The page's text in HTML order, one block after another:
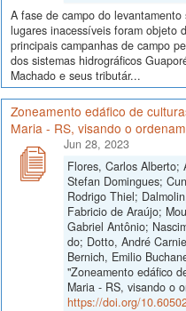
A fase de campo do
lugares inacessíveis foram objeto
principais campanhas de campo
dos sistemas hidrográficos
Machado e seus tributár...
Zoneamento edáfico de
Maria - RS, visando o
Jun 28, 2023
Flores, Carlos Alberto;
Stefan Domingues;
Rodrigo Thiel;
Fabricio de Araújo;
Gabriel Antônio;
do; Dotto, André
Bernich, Emilio
"Zoneamento edáfico
Maria - RS, visando o
https://doi.org/